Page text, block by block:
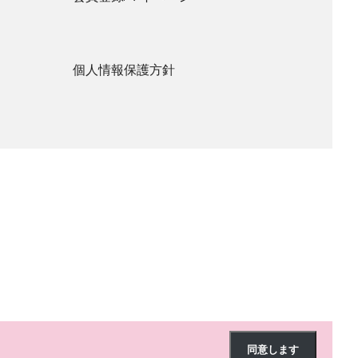
個人情報保護方針
同意します